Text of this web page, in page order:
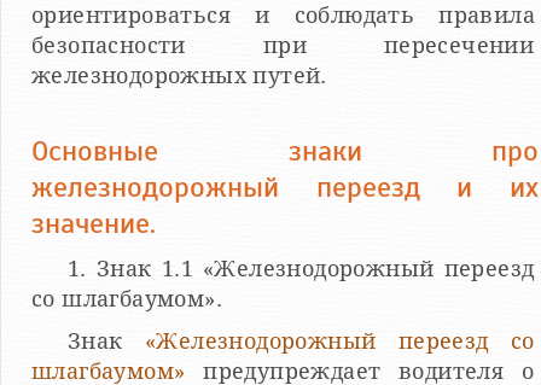
ориентироваться и соблюдать правила
безопасности при пересечении
железнодорожных путей.
Основные знаки про
железнодорожный переезд и их
значение.
1. Знак 1.1 «Железнодорожный переезд
со шлагбаумом».
Знак «Железнодорожный переезд со
шлагбаумом» предупреждает водителя о